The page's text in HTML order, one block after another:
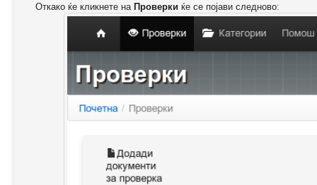
Откако ќе кликнете на Проверки ќе се појави следново: